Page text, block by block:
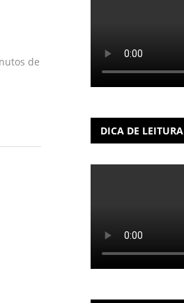
de
DICA DE LEITURA